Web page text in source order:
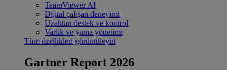
TeamViewer AI
Dijital çalışan deneyimi
Uzaktan destek ve kontrol
Varlık ve yama yönetimi
Tüm özellikleri görüntüleyin
Gartner Report 2026